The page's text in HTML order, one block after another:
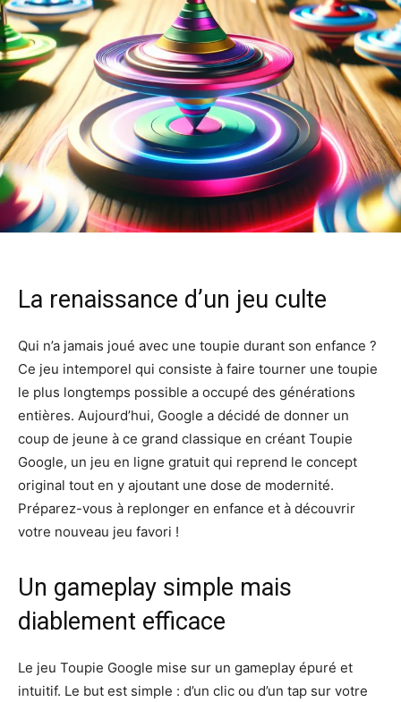
La renaissance d’un jeu culte
Qui n’a jamais joué avec une toupie durant son enfance ?
Ce jeu intemporel qui consiste à faire tourner une toupie
le plus longtemps possible a occupé des générations
entières. Aujourd’hui, Google a décidé de donner un
coup de jeune à ce grand classique en créant Toupie
Google, un jeu en ligne gratuit qui reprend le concept
original tout en y ajoutant une dose de modernité.
Préparez-vous à replonger en enfance et à découvrir
votre nouveau jeu favori !
Un gameplay simple mais
diablement efficace
Le jeu Toupie Google mise sur un gameplay épuré et
intuitif. Le but est simple : d’un clic ou d’un tap sur votre